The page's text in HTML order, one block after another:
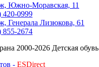
Южно-Моравская, 11
420-0999
Генерала Лизюкова, 61
855-2674
2000-2026 Детская обувь
- ESDirect